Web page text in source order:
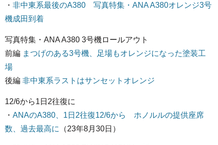
・ 非中東系最後のA380 写真特集・ANA A380オレンジ3号
機成田到着
写真特集・ANA A380 3号機ロールアウト
前編 まつげのある3号機、足場もオレンジになった塗装工
場
後編 非中東系ラストはサンセットオレンジ
12/6から1日2往復に
・ ANAのA380、1日2往復12/6から ホノルルの提供座席
数、過去最高に
（23年8月30日）